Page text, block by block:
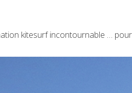
kitesurf incontournable …